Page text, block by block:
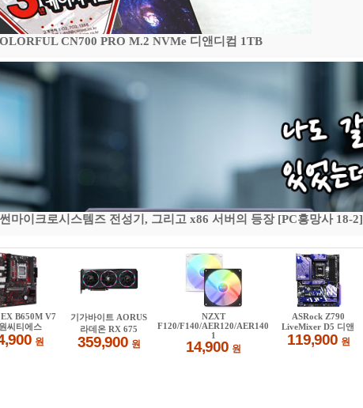
CN700 PRO M.2 NVMe 디앤디컴 1TB
마이크로시스템즈 전성기, 그리고 x86 서버의 등장 [PC흥망사 18-2]